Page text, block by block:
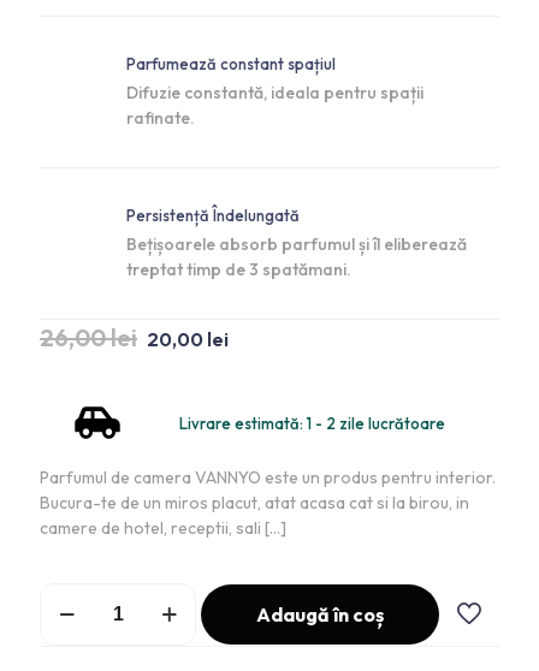
Parfumează constant spațiul
Difuzie constantă, ideala pentru spații
rafinate.
Persistență Îndelungată
Bețișoarele absorb parfumul și îl eliberează
treptat timp de 3 spatămani.
26,00lei 20,00 lei
Livrare estimată: 1 - 2 zile lucrătoare
Parfumul de camera VANNYO este un produs pentru interior.
Bucura-te de un miros placut, atat acasa cat si la birou, in
camere de hotel, receptii, sali […]
Adaugă în coș